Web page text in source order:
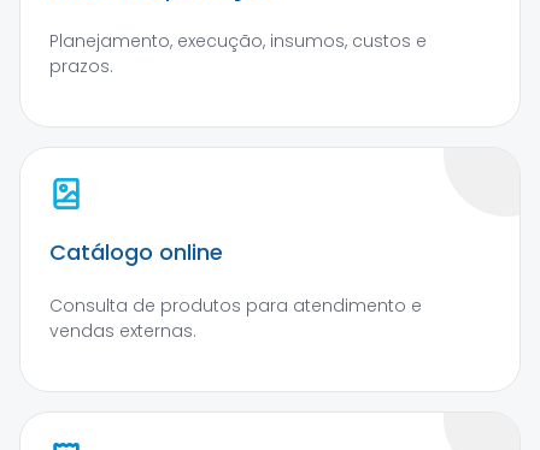
Planejamento, execução, insumos, custos e
prazos.
Catálogo online
Consulta de produtos para atendimento e
vendas externas.